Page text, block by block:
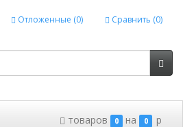
Отложенные (0) Сравнить (0)
товаров 0 на 0 p